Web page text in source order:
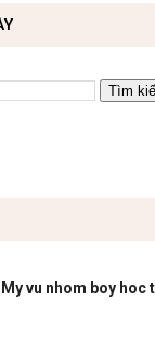
vu nhom boy hoc